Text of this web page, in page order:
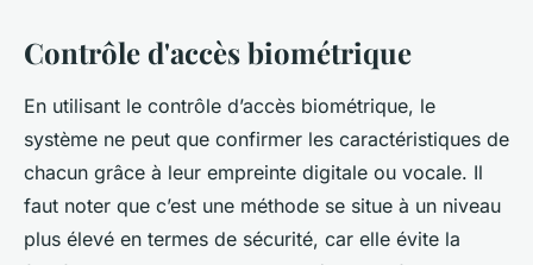
Contrôle d'accès biométrique
En utilisant le contrôle d’accès biométrique, le
système ne peut que confirmer les caractéristiques de
chacun grâce à leur empreinte digitale ou vocale. Il
faut noter que c’est une méthode se situe à un niveau
plus élevé en termes de sécurité, car elle évite la